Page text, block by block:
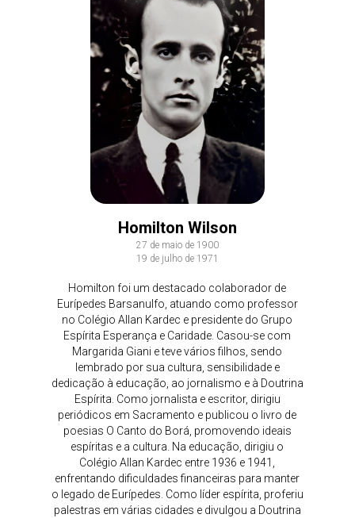
Homilton Wilson
27 de maio de 1900
19 de julho de 1971
Homilton foi um destacado colaborador de
Eurípedes Barsanulfo, atuando como professor
no Colégio Allan Kardec e presidente do Grupo
Espírita Esperança e Caridade. Casou-se com
Margarida Giani e teve vários filhos, sendo
lembrado por sua cultura, sensibilidade e
dedicação à educação, ao jornalismo e à Doutrina
Espírita. Como jornalista e escritor, dirigiu
periódicos em Sacramento e publicou o livro de
poesias O Canto do Borá, promovendo ideais
espíritas e a cultura. Na educação, dirigiu o
Colégio Allan Kardec entre 1936 e 1941,
enfrentando dificuldades financeiras para manter
o legado de Eurípedes. Como líder espírita, proferiu
palestras em várias cidades e divulgou a Doutrina